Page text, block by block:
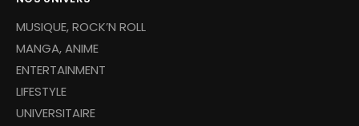
MUSIQUE, ROCK’N ROLL
MANGA, ANIME
ENTERTAINMENT
LIFESTYLE
UNIVERSITAIRE